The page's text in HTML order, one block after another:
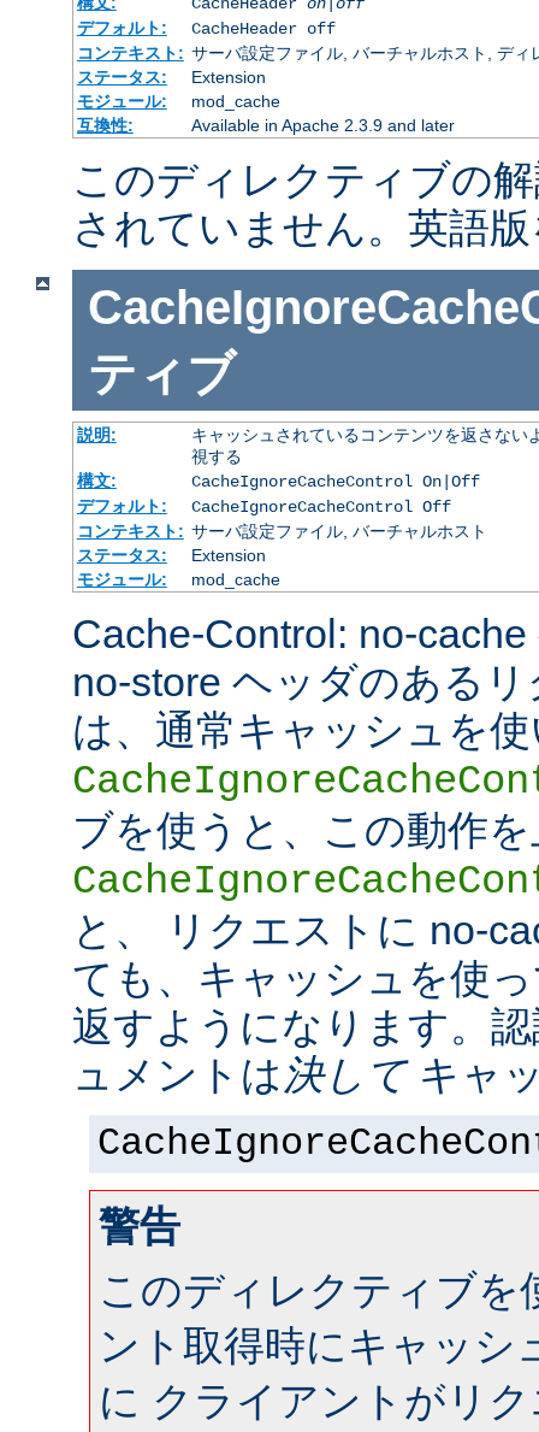
デフォルト:
CacheHeader off
コンテキスト: サーバ設定ファイル, バーチャルホスト, ディ
ステータス:
Extension
モジュール:
mod_cache
互換性:
Available in Apache 2.3.9 and later
このディレクティブの
されていません。英語
ティブ
説明:
キャッシュされているコンテンツを返さな
視する
構文:
CacheIgnoreCacheControl On|Off
デフォルト:
CacheIgnoreCacheControl Off
コンテキスト: サーバ設定ファイル, バーチャルホスト
ステータス:
Extension
モジュール:
mod_cache
Cache-Control: no-
no-store ヘッダのある
は、通常キャッシュを
ブを使うと、この動作
と、 リクエストに no-
ても、キャッシュを使
返すようになります。
ュメントは 決してキャ
警告
このディレクティブを
ント取得時にキャッシ
に クライアントがリ